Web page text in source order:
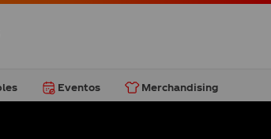
Eventos Merchandising